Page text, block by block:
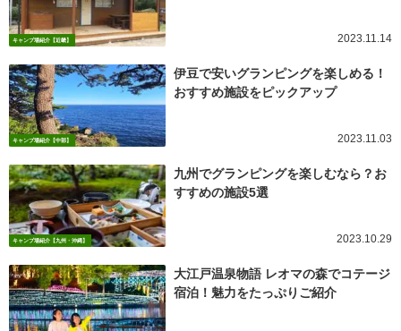
キャンプ場紹介【近畿】 2023.11.14
キャンプ場紹介【中部】
伊豆で安いグランピングを楽しめる！
おすすめ施設をピックアップ
2023.11.03
キャンプ場紹介【九州・沖縄】
九州でグランピングを楽しむなら？お
すすめの施設5選
2023.10.29
大江戸温泉物語 レオマの森でコテージ
宿泊！魅力をたっぷりご紹介